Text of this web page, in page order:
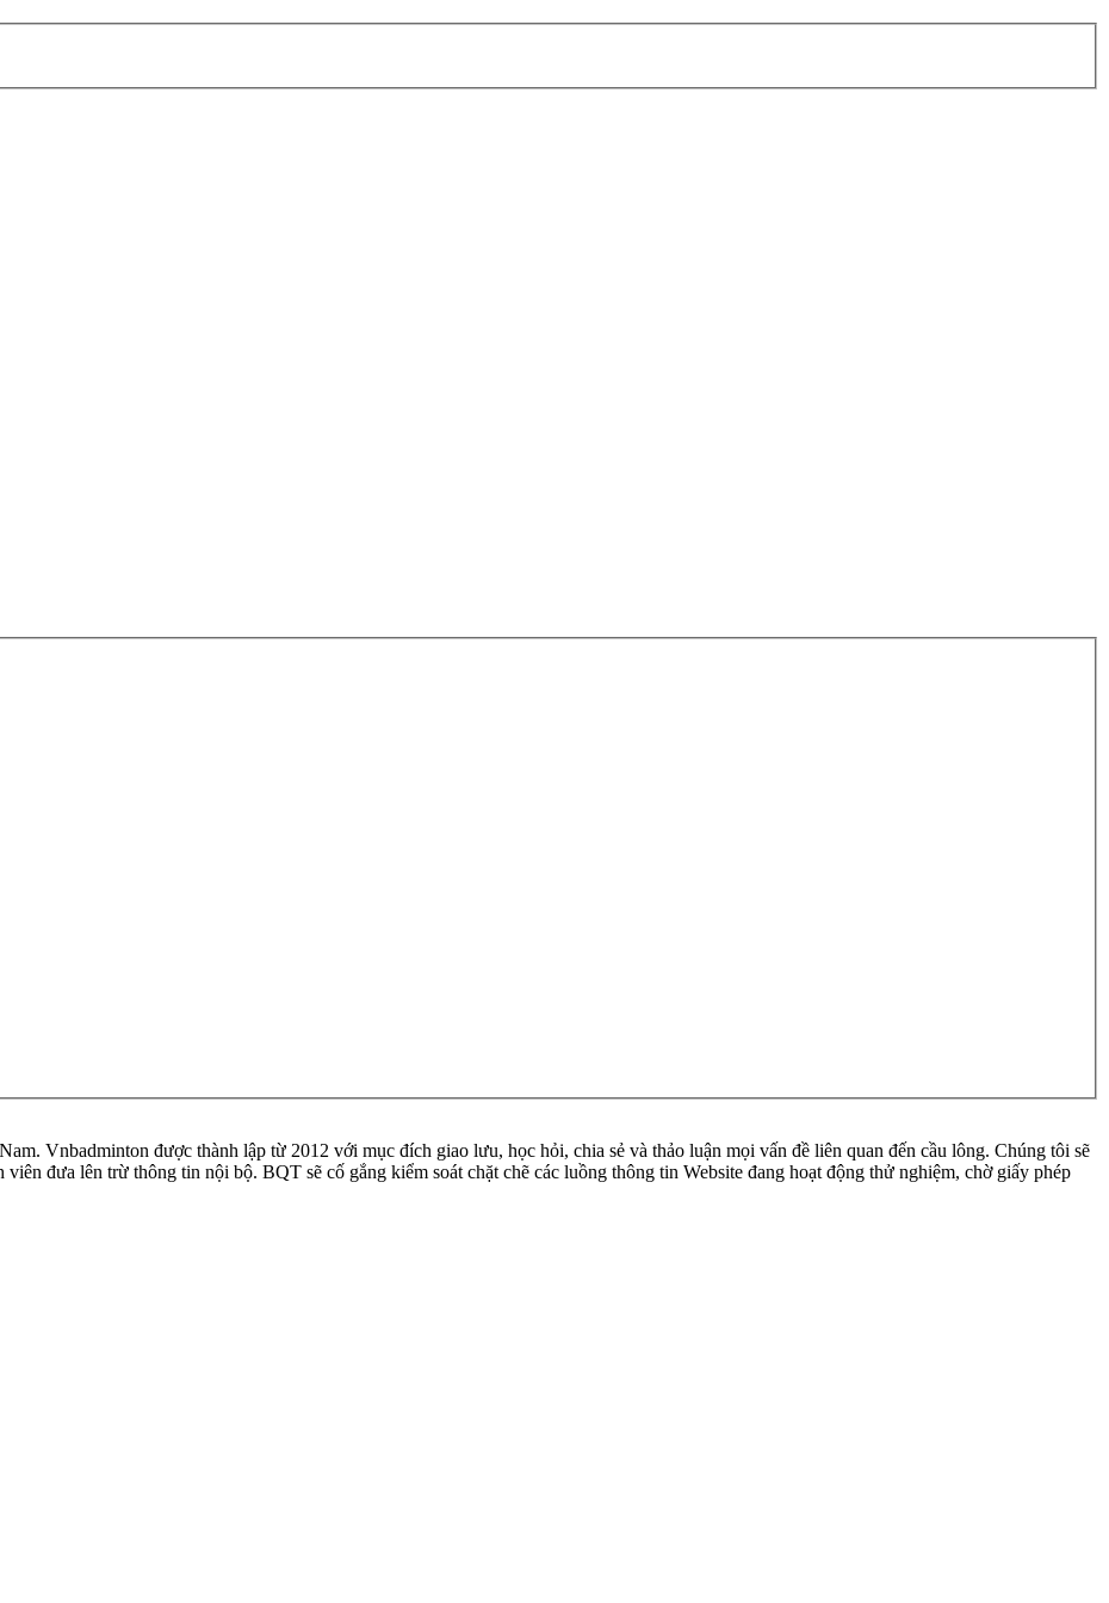
Vnbadminton được thành lập từ 2012 với mục đích giao lưu, học hỏi, chia sẻ và thảo luận mọi vấn đề liên quan đến cầu lông. Chúng tôi sẽ
đưa lên trừ thông tin nội bộ. BQT sẽ cố gắng kiểm soát chặt chẽ các luồng thông tin Website đang hoạt động thử nghiệm, chờ giấy phép